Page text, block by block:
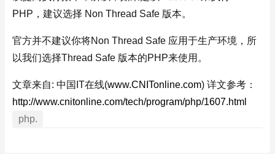
PHP，建议选择 Non Thread Safe 版本。
官方并不建议你将Non Thread Safe 应用于生产环境，所
以我们选择Thread Safe 版本的PHP来使用。
文章来自: 中国IT在线(www.CNITonline.com) 详文参考：
http://www.cnitonline.com/tech/program/php/1607.html
php.